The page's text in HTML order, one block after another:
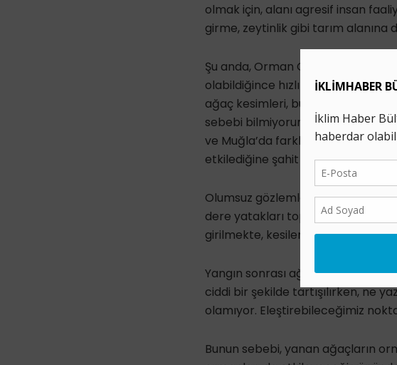
olmak için, alanı agresif insan
girme, zeytinlik gibi tarım alanına
Şu anda, Orman Genel
olabildiğince hızlı bir şekilde
ağaç kesimleri, bu kez yanmış
sebebi bilmiyorum (Hızlı olma
ve Muğla’da farklı yangın
etkilediğine şahit olduğum çok
Olumsuz gözlemlerden bazıları:
dere yatakları toprakla
girilmekte, kesilen materyal
Yangın sonrası ağaç kesiminin
ciddi bir şekilde tartışılırken, ne
olamıyor. Eleştirebileceğimiz
Bunun sebebi, yanan ağaçların